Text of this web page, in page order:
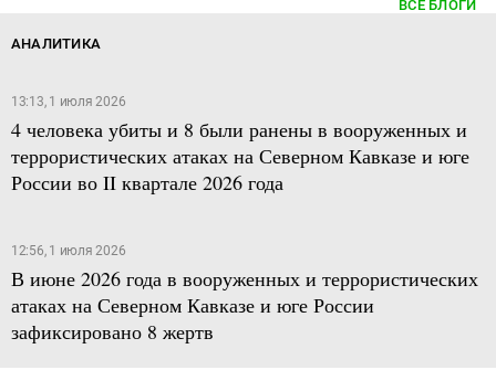
ВСЕ БЛОГИ
АНАЛИТИКА
13:13, 1 июля 2026
4 человека убиты и 8 были ранены в вооруженных и
террористических атаках на Северном Кавказе и юге
России во II квартале 2026 года
12:56, 1 июля 2026
В июне 2026 года в вооруженных и террористических
атаках на Северном Кавказе и юге России
зафиксировано 8 жертв